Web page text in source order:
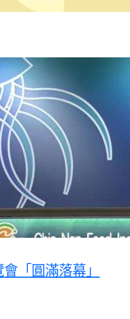
「圓滿落幕」